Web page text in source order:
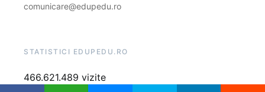
comunicare@edupedu.ro
STATISTICI EDUPEDU.RO
466.621.489 vizite